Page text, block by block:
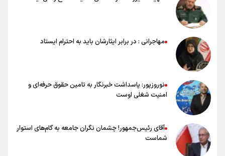
ملی‌پوشان نباید از خودشان تعریف کنند!
خلعتبری: جای دو سه نفر در جام جهانی خالی بود/ تیم ملی نیاز به تغییر
نسل دارد/ دوست دارم آرژانتین قهرمان شود
شاهرخی: اندازه داشته‌هایمان از بازار جام جهانی برداشت کردیم/ دودستی
سرنوشت صعود را به تیم‌های دیگر سپردیم
عالمی: جام جهانی از مرحله حذفی جان گرفت/ درباره شیوه بازی تیم ملی
نقد وجود دارد
مهاجرانی : در برابر ایثارشان باید به احترام ایستاد
نوروزپور: پاسداشت خبرنگار به تامین حقوق حرفه‌ای و
امنیت شغلی اوست
آقای رئیس‌جمهور! چشمان نگران جامعه به گام‌های استوار
شماست